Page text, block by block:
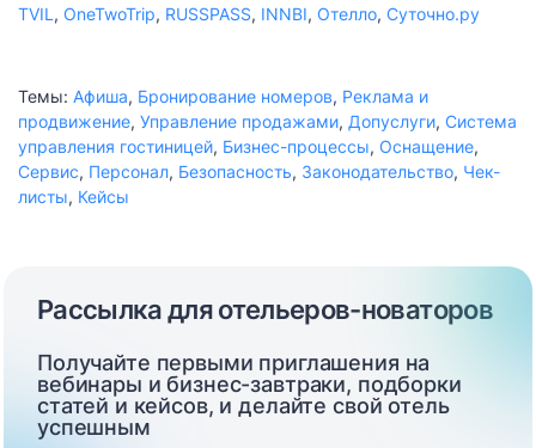
TVIL , OneTwoTrip, RUSSPASS, INNBI, Отелло, Суточно.ру
Темы: Афиша, Бронирование номеров, Реклама и
продвижение, Управление продажами, Допуслуги, Система
управления гостиницей, Бизнес-процессы, Оснащение,
Сервис, Персонал, Безопасность, Законодательство, Чек-
листы, Кейсы
Рассылка для отельеров-новаторов
Получайте первыми приглашения на
вебинары и бизнес-завтраки, подборки
статей и кейсов, и делайте свой отель
успешным